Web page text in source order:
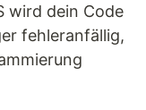
wird dein Code
fehleranfällig,